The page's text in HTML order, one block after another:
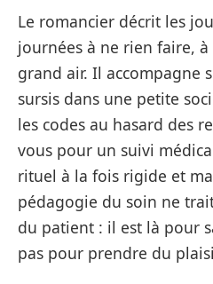
Le romancier décrit les
journées à ne rien faire,
grand air. Il accompagne
sursis dans une petite
les codes au hasard des
vous pour un suivi
rituel à la fois rigide et
pédagogie du soin ne
du patient : il est là pour
pas pour prendre du